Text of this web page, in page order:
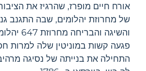
אורח חיים מופרז, שהרגיז את
של מחרוזת יהלומים, שבה התגנב
והשיגה
פגעה קשות במוניטין שלה למרות
התחילה את בנייתה של נסיגה